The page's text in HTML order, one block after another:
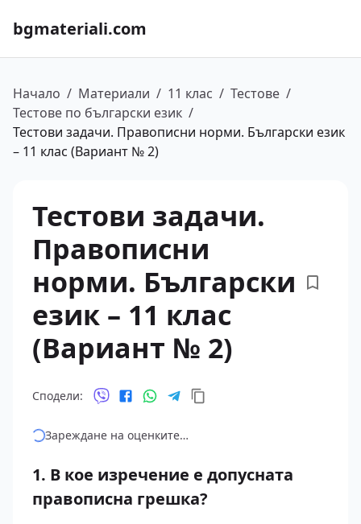
bgmateriali.com
Начало / Материали / 11 клас / Тестове /
Тестове по български език /
Тестови задачи. Правописни норми. Български език
– 11 клас (Вариант № 2)
Тестови задачи.
Правописни
норми. Български
език – 11 клас
(Вариант № 2)
Сподели:
Зареждане на оценките…
1. В кое изречение е допусната
правописна грешка?